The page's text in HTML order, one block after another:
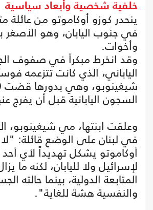
خلفية شخصية وأبعاد سياسية
ينحدر كوزو أوكاموتو من عائلة
في جنوب اليابان، وهو الأصغر
وأخوات.
وقد انخرط مبكراً في صفوف
الياباني، الذي كانت تتزعمه
السجون اليابانية قبل أن يفرج
وعلقت ابنتها، مي شيغينوبو،
في لبنان على الوضع قائلة:
أوكاموتو يشكل تهديداً لأي أحد
لإسرائيل ولا لليابان، لكنه ما
المتابعة الدولية، بينما حالته
والنفسية هشة للغاية".